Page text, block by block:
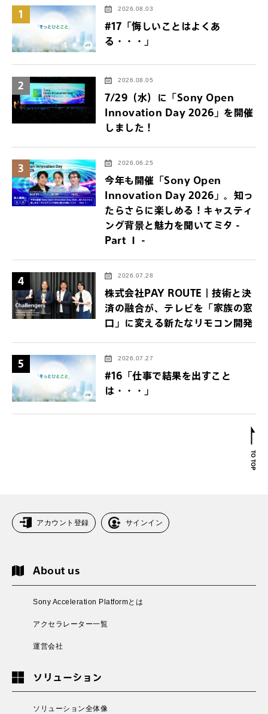
1 2026.08.03
#17「悔しいことはよくあ
る・・・」
2 2026.08.05
7/29（水）に「Sony Open
Innovation Day 2026」を開催
しました！
3 2026.06.25
今年も開催「Sony Open
Innovation Day 2026」。知っ
たらさらに楽しめる！キャスティ
ング背景と魅力を聞いてミタ -
Part Ⅰ -
4 2026.07.28
株式会社PAY ROUTE｜技術と決
済の融合が、テレビを「家族の窓
口」に変える新たなリモコン開発
5 2026.07.27
#16「仕事で結果を出すこと
は・・・」
アカウント登録 サインイン
About us
Sony Acceleration Platformとは
アクセラレーター一覧
運営会社
ソリューション
ソリューション全体像